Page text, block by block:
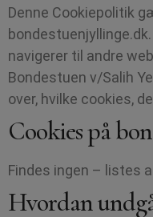
Denne Cookiepolitik
navigerer til andre
Bondestuen v/Salih
over, hvilke cookies,
Cookies på
Findes ingen – listes
Hvordan